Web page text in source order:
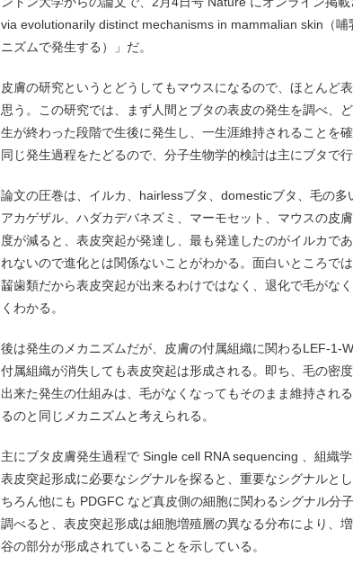
via evolutionarily distinct mechanisms in mammalian skin（
ニズムで発生する）」だ。
皮膚の研究というとどうしてもマウスになるので、ほとんど
思う。この研究では、まず人間とブタの表皮の発生を調べ、
生が終わった段階で生後に発生し、一生涯維持されることを
同じ発生過程をたどるので、分子生物学的検討は主にブタで
論文の圧巻は、イルカ、hairlessブタ、domesticブタ、毛の多
アカゲザル、ハダカデバネズミ、マーモセット、マウスの皮
度が減ると、表皮突起が発達し、最も発達したのがイルカで
れないので進化とは関係ないことがわかる。面白いところで
齧歯類だから表皮突起が出来るわけではなく、退化で毛がな
くわかる。
後は発生のメカニズムだが、皮膚の付属組織に関わるLEF-1-
付属組織が消失しても表皮突起は形成される。即ち、毛の密
出来た発生の仕組みは、毛がなくなってもそのまま維持され
るのと同じメカニズムと考えられる。
主にブタ皮膚発生過程で Single cell RNA sequencing 、組織
表皮突起形成に必要なシグナルを探ると、重要なシグナルと
ちろん他にも PDGFC など真皮側の細胞に関わるシグナル分
調べると、表皮突起形成は細胞増殖層の異なる分布により、
谷の部分が形成されていることを示している。